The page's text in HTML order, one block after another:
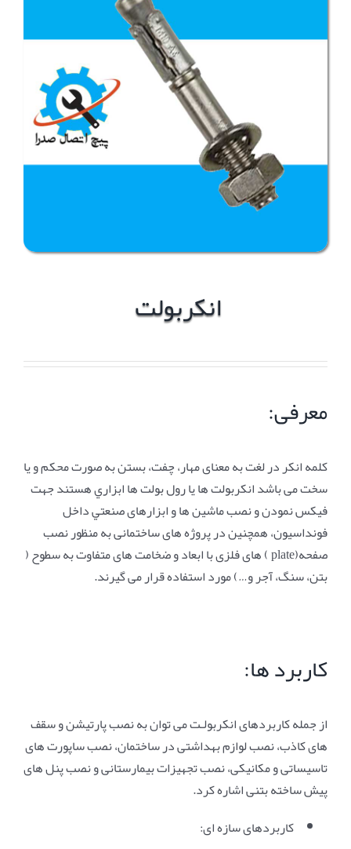
انکربولت
معرفی:
کلمه انکر در لغت به معنای مهار، چفت، بستن به صورت محکم و یا
سخت می باشد انکربولت ها یا رول بولت ها ابزاري هستند جهت
فيکس نمودن و نصب ماشين ها و ابزارهای صنعتي داخل
فونداسيون، همچنین در پروژه های ساختمانی به منظور نصب
صفحه(plate ) های فلزی با ابعاد و ضخامت های متفاوت به سطوح (
بتن، سنگ، آجر و…) مورد استفاده قرار می گیرند.
کاربرد ها:
از جمله کاربردهای انکربولـت می توان به نصب پارتیشن و سقف
های کاذب، نصب لوازم بهداشتی در ساختمان، نصب ساپورت های
تاسیساتی و مکانیکی، نصب تجهیزات بیمارستانی و نصب پنل های
پیش ساخته بتنی اشاره کرد.
کاربردهای سازه ای: